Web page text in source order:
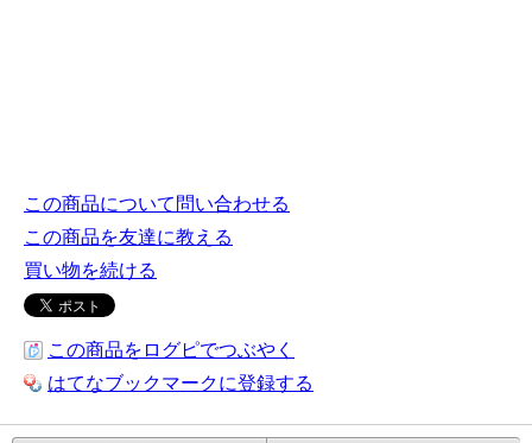
この商品について問い合わせる
この商品を友達に教える
買い物を続ける
この商品をログピでつぶやく
はてなブックマークに登録する